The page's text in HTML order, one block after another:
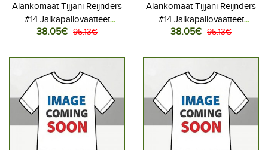
Alankomaat Tijjani Reijnders
#14 Jalkapallovaatteet
Naisten Kotipaita MM-kisat
38.05€ 95.13€
Alankomaat Tijjani Reijnders
#14 Jalkapallovaatteet
Naisten Vieraspaita MM-kisat
38.05€ 95.13€